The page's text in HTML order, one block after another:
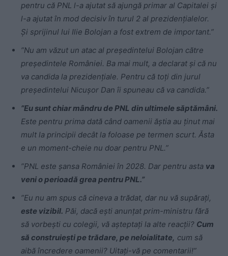
pentru că PNL l-a ajutat să ajungă primar al Capitalei și
l-a ajutat în mod decisiv în turul 2 al prezidențialelor.
Și sprijinul lui Ilie Bolojan a fost extrem de important.”
”Nu am văzut un atac al președintelui Bolojan către
președintele României. Ba mai mult, a declarat și că nu
va candida la prezidențiale. Pentru că toți din jurul
președintelui Nicușor Dan îi spuneau că va candida.”
”Eu sunt chiar mândru de PNL din ultimele săptămâni.
Este pentru prima dată când oamenii ăștia au ținut mai
mult la principii decât la foloase pe termen scurt. Ăsta
e un moment-cheie nu doar pentru PNL.”
”PNL este șansa României în 2028. Dar pentru asta va
veni o perioadă grea pentru PNL.”
”Eu nu am spus că cineva a trădat, dar nu vă supărați,
este vizibil. Păi, dacă ești anunțat prim-ministru fără
să vorbești cu colegii, vă așteptați la alte reacții? Cum
să construiești pe trădare, pe neloialitate, cum să
aibă încredere oamenii? Uitați-vă pe comentarii!”